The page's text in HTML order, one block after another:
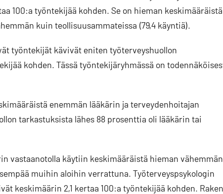
100:a työntekijää kohden. Se on hieman keskimääräistä
kuin teollisuusammateissa (79,4 käyntiä).
työntekijät kävivät eniten työterveyshuollon
kohden. Tässä työntekijäryhmässä on
enemmän lääkärin ja terveydenhoitajan
tarkastuksista lähes 88 prosenttia oli lääkärin tai
vastaanotolla käytiin keskimääräistä hieman
muihin aloihin verrattuna. Työterveyspsykologin
keskimäärin 2,1 kertaa 100:a työntekijää kohden.